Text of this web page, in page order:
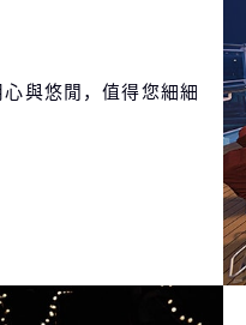
與悠閒，值得您細細